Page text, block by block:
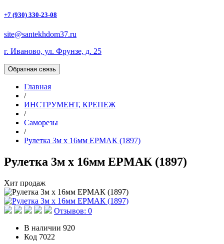
+7 (930) 330-23-08
site@santekhdom37.ru
г. Иваново, ул. Фрунзе, д. 25
Обратная связь
Главная
/
ИНСТРУМЕНТ, КРЕПЕЖ
/
Саморезы
/
Рулетка 3м х 16мм ЕРМАК (1897)
Рулетка 3м х 16мм ЕРМАК (1897)
Хит продаж
Отзывов: 0
В наличии 920
Код 7022